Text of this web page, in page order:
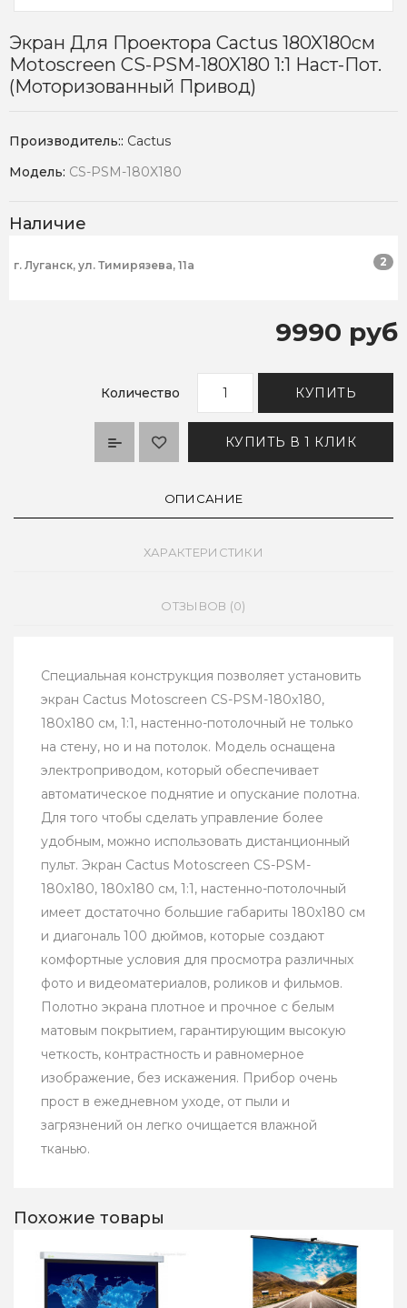
Экран Для Проектора Cactus 180X180см
Motoscreen CS-PSM-180X180 1:1 Наст-Пот.
(моторизованный Привод)
Производитель:: Cactus
Модель: CS-PSM-180X180
Наличие
г. Луганск, ул. Тимирязева, 11а 2
9990 руб
Количество КУПИТЬ
КУПИТЬ В 1 КЛИК
ОПИСАНИЕ
ХАРАКТЕРИСТИКИ
ОТЗЫВОВ (0)
Специальная конструкция позволяет установить
экран Cactus Motoscreen CS-PSM-180x180,
180х180 см, 1:1, настенно-потолочный не только
на стену, но и на потолок. Модель оснащена
электроприводом, который обеспечивает
автоматическое поднятие и опускание полотна.
Для того чтобы сделать управление более
удобным, можно использовать дистанционный
пульт. Экран Cactus Motoscreen CS-PSM-
180x180, 180х180 см, 1:1, настенно-потолочный
имеет достаточно большие габариты 180х180 см
и диагональ 100 дюймов, которые создают
комфортные условия для просмотра различных
фото и видеоматериалов, роликов и фильмов.
Полотно экрана плотное и прочное с белым
матовым покрытием, гарантирующим высокую
четкость, контрастность и равномерное
изображение, без искажения. Прибор очень
прост в ежедневном уходе, от пыли и
загрязнений он легко очищается влажной
тканью.
Похожие товары